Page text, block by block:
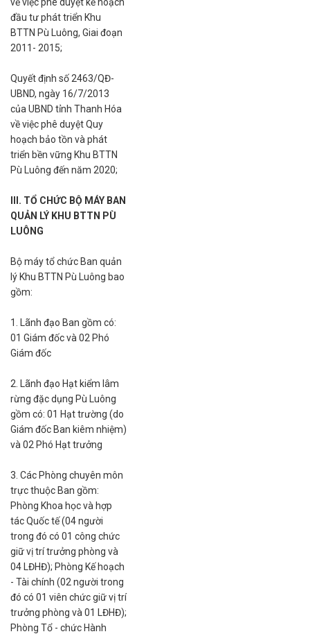
đầu tư phát triển Khu
BTTN Pù Luông, Giai đoạn
2011- 2015;
Quyết định số 2463/QĐ-
UBND, ngày 16/7/2013
của UBND tỉnh Thanh Hóa
về việc phê duyệt Quy
hoạch bảo tồn và phát
triển bền vững Khu BTTN
Pù Luông đến năm 2020;
III. TỔ CHỨC BỘ MÁY BAN
QUẢN LÝ KHU BTTN PÙ
LUÔNG
Bộ máy tổ chức Ban quản
lý Khu BTTN Pù Luông bao
gồm:
1. Lãnh đạo Ban gồm có:
01 Giám đốc và 02 Phó
Giám đốc
2. Lãnh đạo Hạt kiểm lâm
rừng đặc dụng Pù Luông
gồm có: 01 Hạt trường (do
Giám đốc Ban kiêm nhiệm)
và 02 Phó Hạt trưởng
3. Các Phòng chuyên môn
trực thuộc Ban gồm:
Phòng Khoa học và hợp
tác Quốc tế (04 người
trong đó có 01 công chức
giữ vị trí trưởng phòng và
04 LĐHĐ); Phòng Kế hoạch
- Tài chính (02 người trong
đó có 01 viên chức giữ vị trí
trưởng phòng và 01 LĐHĐ);
Phòng Tổ - chức Hành